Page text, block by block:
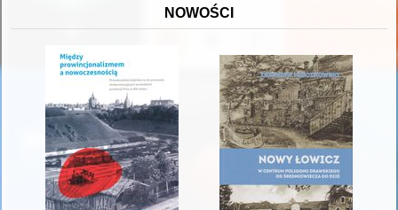
NOWOŚCI